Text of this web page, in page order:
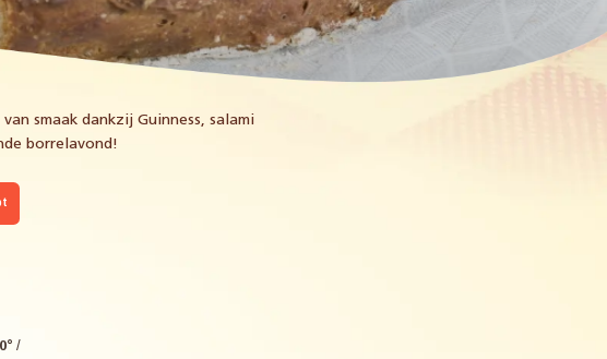
smaak dankzij Guinness, salami
borrelavond!
/